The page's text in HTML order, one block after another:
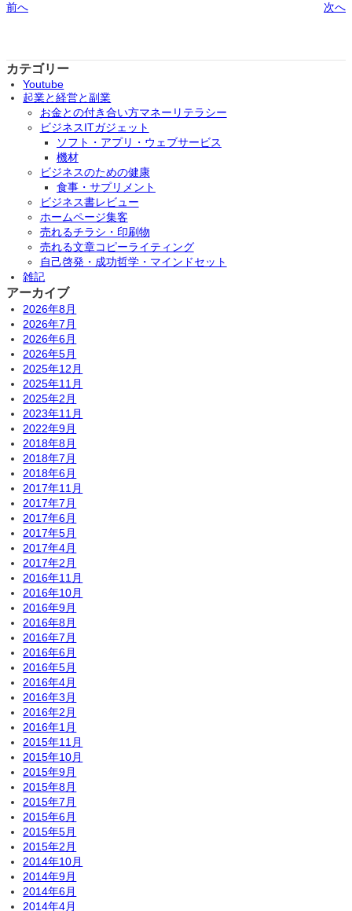
前へ 次へ
カテゴリー
Youtube
起業と経営と副業
お金との付き合い方マネーリテラシー
ビジネスITガジェット
ソフト・アプリ・ウェブサービス
機材
ビジネスのための健康
食事・サプリメント
ビジネス書レビュー
ホームページ集客
売れるチラシ・印刷物
売れる文章コピーライティング
自己啓発・成功哲学・マインドセット
雑記
アーカイブ
2026年8月
2026年7月
2026年6月
2026年5月
2025年12月
2025年11月
2025年2月
2023年11月
2022年9月
2018年8月
2018年7月
2018年6月
2017年11月
2017年7月
2017年6月
2017年5月
2017年4月
2017年2月
2016年11月
2016年10月
2016年9月
2016年8月
2016年7月
2016年6月
2016年5月
2016年4月
2016年3月
2016年2月
2016年1月
2015年11月
2015年10月
2015年9月
2015年8月
2015年7月
2015年6月
2015年5月
2015年2月
2014年10月
2014年9月
2014年6月
2014年4月